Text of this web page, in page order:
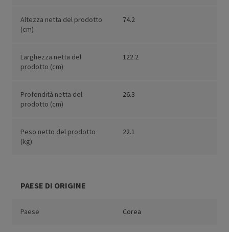
Altezza netta del prodotto
(cm)
74.2
Larghezza netta del
prodotto (cm)
122.2
Profondità netta del
prodotto (cm)
26.3
Peso netto del prodotto
(kg)
22.1
PAESE DI ORIGINE
Paese Corea